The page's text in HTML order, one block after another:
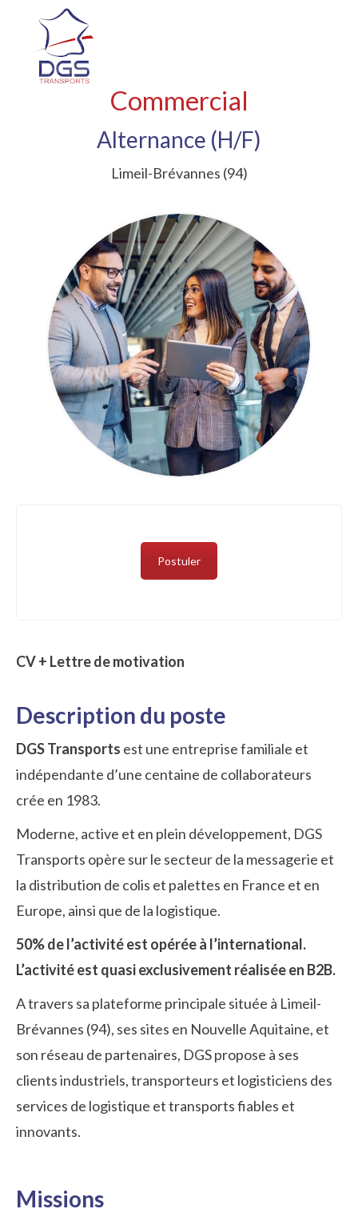
Commercial
Alternance (H/F)
Limeil-Brévannes (94)
Postuler
CV + Lettre de motivation
Description du poste
DGS Transports est une entreprise familiale et
indépendante d’une centaine de collaborateurs
crée en 1983.
Moderne, active et en plein développement, DGS
Transports opère sur le secteur de la messagerie et
la distribution de colis et palettes en France et en
Europe, ainsi que de la logistique.
50% de l’activité est opérée à l’international.
L’activité est quasi exclusivement réalisée en B2B.
A travers sa plateforme principale située à Limeil-
Brévannes (94), ses sites en Nouvelle Aquitaine, et
son réseau de partenaires, DGS propose à ses
clients industriels, transporteurs et logisticiens des
services de logistique et transports fiables et
innovants.
Missions